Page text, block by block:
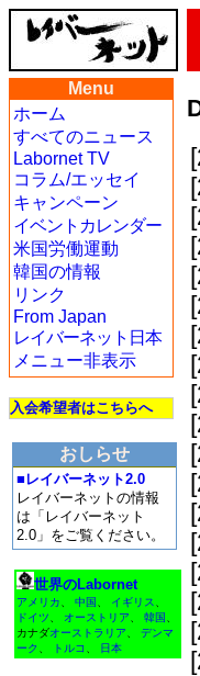
Menu
ホーム
すべてのニュース
Labornet TV
コラム/エッセイ
キャンペーン
イベントカレンダー
米国労働運動
韓国の情報
リンク
From Japan
レイバーネット日本
メニュー非表示
入会希望者はこちらへ
おしらせ
■レイバーネット2.0
レイバーネットの情報
は「レイバーネット
2.0」をご覧ください。
世界のLabornet
アメリカ 中国 イギリス
ドイツ
オーストリア 韓国
カナダオーストラリア
デンマ
ーク
トルコ 日本